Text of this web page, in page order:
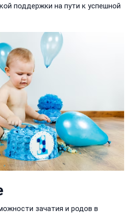
поддержки на пути к успешной
зачатия и родов в